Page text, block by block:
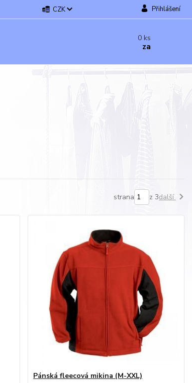
CZK Přihlášení
0 ks
za
strana z 3další
Pánská fleecová mikina (M-XXL)